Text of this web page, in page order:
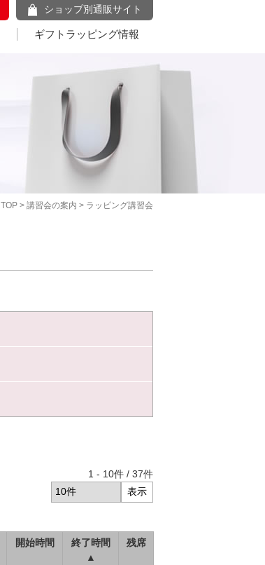
ショップ別通販サイト
ギフトラッピング情報
TOP > 講習会の案内 > ラッピング講習会
1 - 10件 / 37件
開始時間
終了時間
▲
残席